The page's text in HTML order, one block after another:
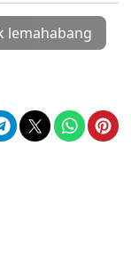
lemahabang